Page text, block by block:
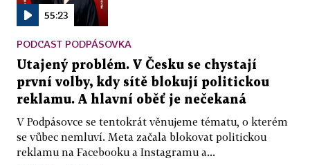
55:23
PODCAST PODPÁSOVKA
Utajený problém. V Česku se chystají
první volby, kdy sítě blokují politickou
reklamu. A hlavní oběť je nečekaná
V Podpásovce se tentokrát věnujeme tématu, o kterém
se vůbec nemluví. Meta začala blokovat politickou
reklamu na Facebooku a Instagramu a...